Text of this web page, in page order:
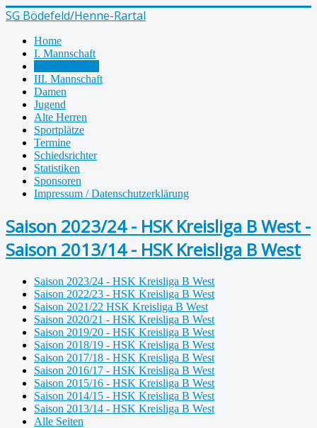
SG Bödefeld/Henne-Rartal
Home
I. Mannschaft
III. Mannschaft
Damen
Jugend
Alte Herren
Sportplätze
Termine
Schiedsrichter
Statistiken
Sponsoren
Impressum / Datenschutzerklärung
Saison 2023/24 - HSK Kreisliga B West -
Saison 2013/14 - HSK Kreisliga B West
Saison 2023/24 - HSK Kreisliga B West
Saison 2022/23 - HSK Kreisliga B West
Saison 2021/22 HSK Kreisliga B West
Saison 2020/21 - HSK Kreisliga B West
Saison 2019/20 - HSK Kreisliga B West
Saison 2018/19 - HSK Kreisliga B West
Saison 2017/18 - HSK Kreisliga B West
Saison 2016/17 - HSK Kreisliga B West
Saison 2015/16 - HSK Kreisliga B West
Saison 2014/15 - HSK Kreisliga B West
Saison 2013/14 - HSK Kreisliga B West
Alle Seiten